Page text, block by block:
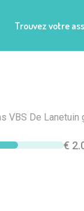
Trouvez votre
VBS De Lanetuin
€